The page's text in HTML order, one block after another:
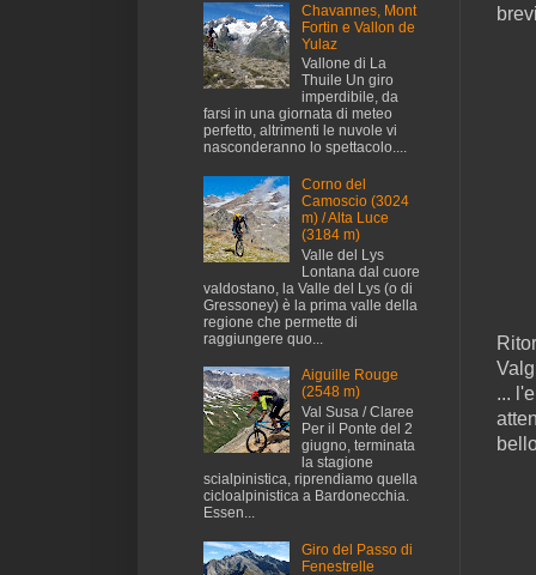
...
Chavannes, Mont
Fortin e Vallon de
Yulaz
Vallone di La
Thuile Un giro
imperdibile, da
farsi in una giornata di meteo
perfetto, altrimenti le nuvole vi
nasconderanno lo spettacolo....
Corno del
Camoscio (3024
m) / Alta Luce
(3184 m)
Valle del Lys
Lontana dal cuore
valdostano, la Valle del Lys (o di
Gressoney) è la prima valle della
regione che permette di
raggiungere quo...
Aiguille Rouge
(2548 m)
Val Susa / Claree
Per il Ponte del 2
giugno, terminata
la stagione
scialpinistica, riprendiamo quella
cicloalpinistica a Bardonecchia.
Essen...
Giro del Passo di
Fenestrelle